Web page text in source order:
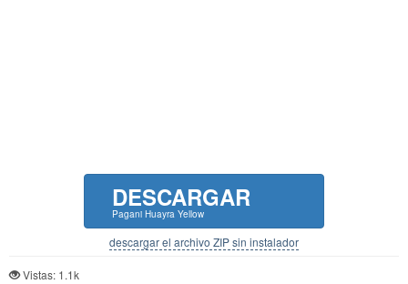
DESCARGAR
Pagani Huayra Yellow
descargar el archivo ZIP sin instalador
Vistas: 1.1k